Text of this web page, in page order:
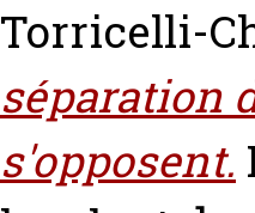
Torricelli-
séparation
s'opposent.